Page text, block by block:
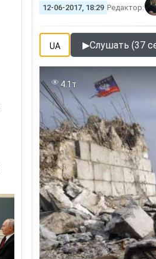
12-06-2017, 18:29 Редактор:
UA ▶Слушать (37
4.1т